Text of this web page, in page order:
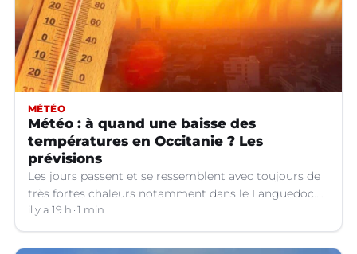
MÉTÉO
Météo : à quand une baisse des
températures en Occitanie ? Les
prévisions
Les jours passent et se ressemblent avec toujours de
très fortes chaleurs notamment dans le Languedoc.
Jusqu’à quand ?
il y a 19 h 1 min